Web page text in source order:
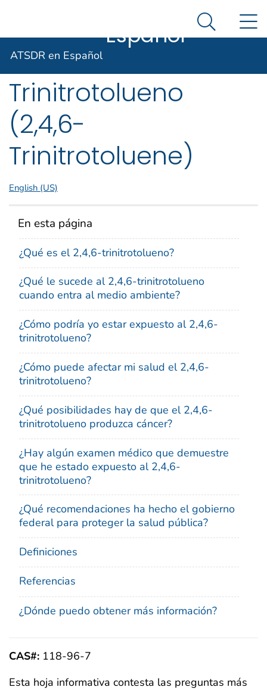
Agencia para Sustancias Tóxicas y el Registro de
ATSDR en
Español Search
ATSDR en Español
ToxFAQs™ – 2,4,6-
Trinitrotolueno
(2,4,6-
Trinitrotoluene)
English (US)
En esta página
¿Qué es el 2,4,6-trinitrotolueno?
¿Qué le sucede al 2,4,6-trinitrotolueno
cuando entra al medio ambiente?
¿Cómo podría yo estar expuesto al 2,4,6-
trinitrotolueno?
¿Cómo puede afectar mi salud el 2,4,6-
trinitrotolueno?
¿Qué posibilidades hay de que el 2,4,6-
trinitrotolueno produzca cáncer?
¿Hay algún examen médico que demuestre
que he estado expuesto al 2,4,6-
trinitrotolueno?
¿Qué recomendaciones ha hecho el gobierno
federal para proteger la salud pública?
Definiciones
Referencias
¿Dónde puedo obtener más información?
CAS#: 118-96-7
Esta hoja informativa contesta las preguntas más